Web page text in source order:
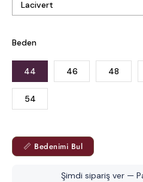
Beden
44 46 48
54
📏 Bedenimi Bul
Şimdi sipariş ver —